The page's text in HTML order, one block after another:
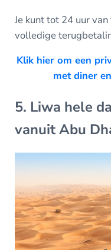
Je kunt tot 24 uur
volledige
Klik hier om een
met diner
5. Liwa hele
vanuit Abu